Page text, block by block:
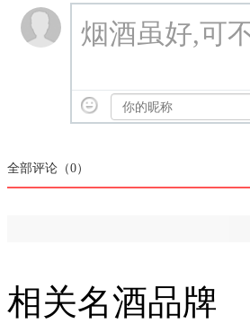
烟酒虽好,可
全部评论（0）
相关名酒品牌